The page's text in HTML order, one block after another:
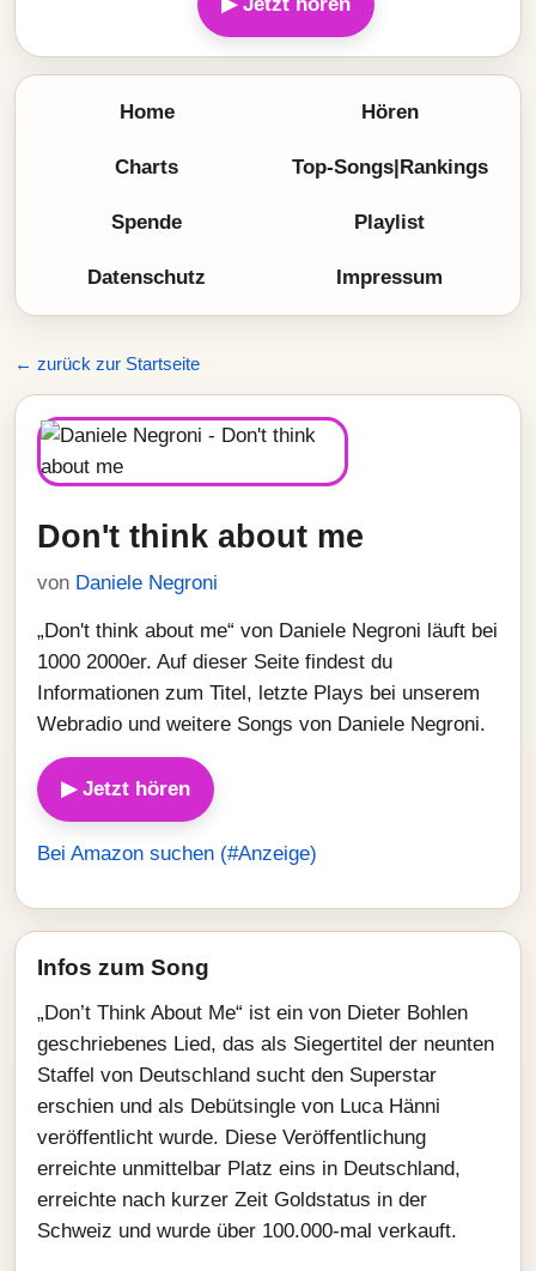
Home Hören
Charts Top-Songs|Rankings
Spende Playlist
Datenschutz Impressum
← zurück zur Startseite
Don't think about me
von Daniele Negroni
„Don't think about me“ von Daniele Negroni läuft bei
1000 2000er. Auf dieser Seite findest du
Informationen zum Titel, letzte Plays bei unserem
Webradio und weitere Songs von Daniele Negroni.
▶ Jetzt hören
Bei Amazon suchen (#Anzeige)
Infos zum Song
„Don’t Think About Me“ ist ein von Dieter Bohlen
geschriebenes Lied, das als Siegertitel der neunten
Staffel von Deutschland sucht den Superstar
erschien und als Debütsingle von Luca Hänni
veröffentlicht wurde. Diese Veröffentlichung
erreichte unmittelbar Platz eins in Deutschland,
erreichte nach kurzer Zeit Goldstatus in der
Schweiz und wurde über 100.000-mal verkauft.